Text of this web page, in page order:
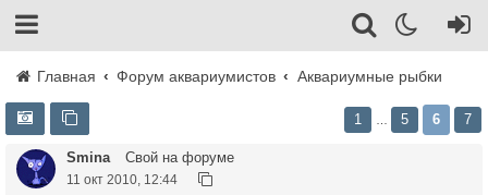
Главная Форум аквариумистов Аквариумные рыбки
1 5 6 7
Smina Свой на форуме
11 окт 2010, 12:44